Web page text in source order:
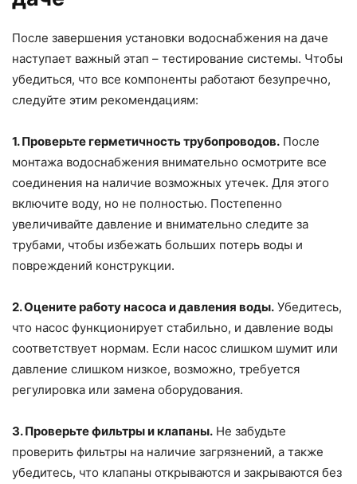
После завершения установки водоснабжения на даче
наступает важный этап – тестирование системы. Чтобы
убедиться, что все компоненты работают безупречно,
следуйте этим рекомендациям:
1. Проверьте герметичность трубопроводов. После
монтажа водоснабжения внимательно осмотрите все
соединения на наличие возможных утечек. Для этого
включите воду, но не полностью. Постепенно
увеличивайте давление и внимательно следите за
трубами, чтобы избежать больших потерь воды и
повреждений конструкции.
2. Оцените работу насоса и давления воды. Убедитесь,
что насос функционирует стабильно, и давление воды
соответствует нормам. Если насос слишком шумит или
давление слишком низкое, возможно, требуется
регулировка или замена оборудования.
3. Проверьте фильтры и клапаны. Не забудьте
проверить фильтры на наличие загрязнений, а также
убедитесь, что клапаны открываются и закрываются без